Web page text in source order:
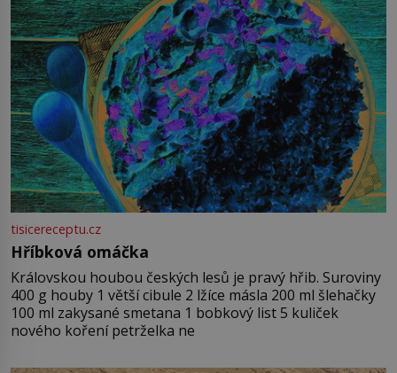
tisicereceptu.cz
Hříbková omáčka
Královskou houbou českých lesů je pravý hřib. Suroviny
400 g houby 1 větší cibule 2 lžíce másla 200 ml šlehačky
100 ml zakysané smetana 1 bobkový list 5 kuliček
nového koření petrželka ne